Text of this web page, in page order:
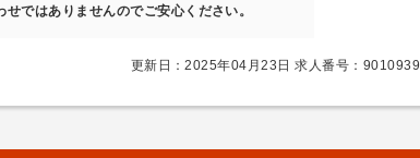
ではありませんのでご安心ください。
更新日：2025年04月23日 求人番号：9010939